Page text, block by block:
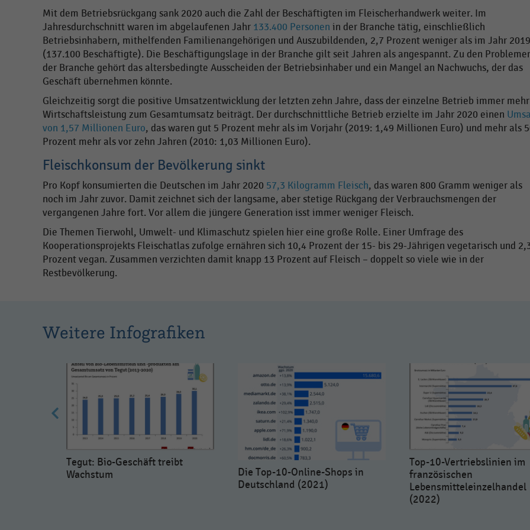
Mit dem Betriebsrückgang sank 2020 auch die Zahl der Beschäftigten im Fleischerhandwerk weiter. Im
Jahresdurchschnitt waren im abgelaufenen Jahr 133.400 Personen in der Branche tätig, einschließlich
Betriebsinhabern, mithelfenden Familienangehörigen und Auszubildenden, 2,7 Prozent weniger als im Jahr 2019
(137.100 Beschäftigte). Die Beschäftigungslage in der Branche gilt seit Jahren als angespannt. Zu den
der Branche gehört das altersbedingte Ausscheiden der Betriebsinhaber und ein Mangel an Nachwuchs, der das
Geschäft übernehmen könnte.
Gleichzeitig sorgt die positive Umsatzentwicklung der letzten zehn Jahre, dass der einzelne Betrieb immer mehr
Wirtschaftsleistung zum Gesamtumsatz beiträgt. Der durchschnittliche Betrieb erzielte im Jahr 2020 einen
von 1,57 Millionen Euro, das waren gut 5 Prozent mehr als im Vorjahr (2019: 1,49 Millionen Euro) und mehr als
Prozent mehr als vor zehn Jahren (2010: 1,03 Millionen Euro).
Fleischkonsum der Bevölkerung sinkt
Pro Kopf konsumierten die Deutschen im Jahr 2020 57,3 Kilogramm Fleisch, das waren 800 Gramm weniger als
noch im Jahr zuvor. Damit zeichnet sich der langsame, aber stetige Rückgang der Verbrauchsmengen der
vergangenen Jahre fort. Vor allem die jüngere Generation isst immer weniger Fleisch.
Die Themen Tierwohl, Umwelt- und Klimaschutz spielen hier eine große Rolle. Einer Umfrage des
Kooperationsprojekts Fleischatlas zufolge ernähren sich 10,4 Prozent der 15- bis 29-Jährigen vegetarisch und
Prozent vegan. Zusammen verzichten damit knapp 13 Prozent auf Fleisch – doppelt so viele wie in der
Restbevölkerung.
Weitere Infografiken
Tegut: Bio-Geschäft treibt
Wachstum
Die Top-10-Online-Shops in
Deutschland (2021)
Top-10-Vertriebslinien im
französischen
Lebensmitteleinzelhandel
(2022)